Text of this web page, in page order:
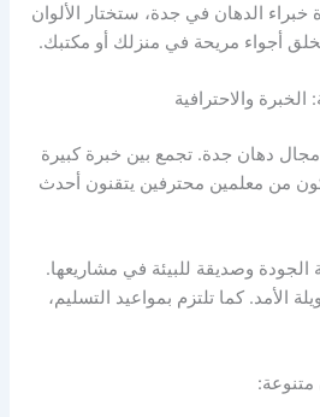
خبراء الدهان في جدة، ستختار الألوان
أجواء مريحة في منزلك أو مكتبك.
والاحترافية
دهان جدة. تجمع بين خبرة كبيرة
من معلمين محترفين يتقنون أحدث
وصديقة للبيئة في مشاريعها.
الأمد. كما تلتزم بمواعيد التسليم،